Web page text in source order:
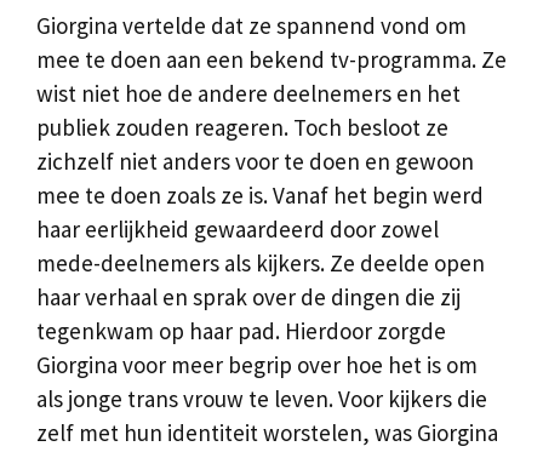
Giorgina vertelde dat ze spannend vond om
mee te doen aan een bekend tv-programma. Ze
wist niet hoe de andere deelnemers en het
publiek zouden reageren. Toch besloot ze
zichzelf niet anders voor te doen en gewoon
mee te doen zoals ze is. Vanaf het begin werd
haar eerlijkheid gewaardeerd door zowel
mede-deelnemers als kijkers. Ze deelde open
haar verhaal en sprak over de dingen die zij
tegenkwam op haar pad. Hierdoor zorgde
Giorgina voor meer begrip over hoe het is om
als jonge trans vrouw te leven. Voor kijkers die
zelf met hun identiteit worstelen, was Giorgina